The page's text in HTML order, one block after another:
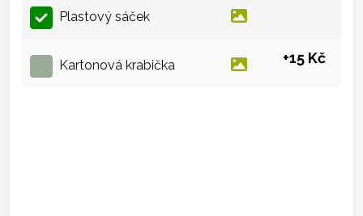
Plastový sáček
Kartonová krabička +15 Kč